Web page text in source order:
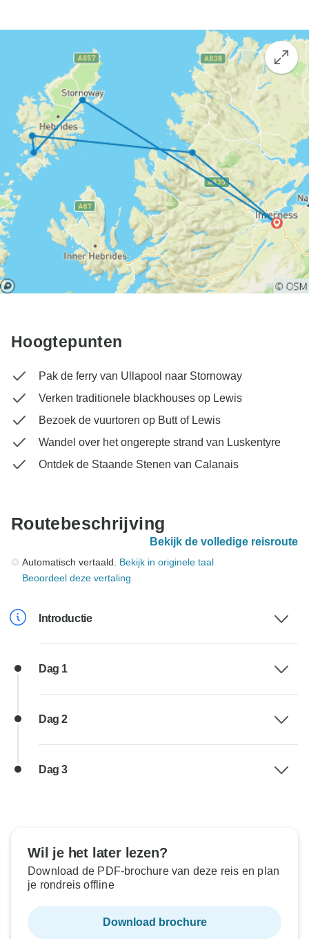
Hoogtepunten
Pak de ferry van Ullapool naar Stornoway
Verken traditionele blackhouses op Lewis
Bezoek de vuurtoren op Butt of Lewis
Wandel over het ongerepte strand van Luskentyre
Ontdek de Staande Stenen van Calanais
Routebeschrijving
Bekijk de volledige reisroute
Automatisch vertaald. Bekijk in originele taal
Beoordeel deze vertaling
Introductie
Dag 1
Dag 2
Dag 3
Wil je het later lezen?
Download de PDF-brochure van deze reis en plan
je rondreis offline
Download brochure